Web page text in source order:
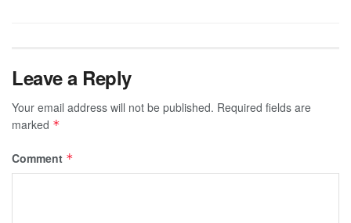
Leave a Reply
Your email address will not be published. Required fields are
marked *
Comment *